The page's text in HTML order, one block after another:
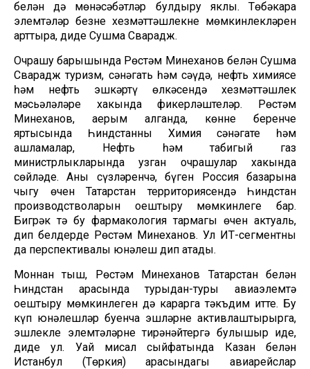
белән дә мөнәсәбәтләр булдыру яклы. Төбәкара
элемтәләр безнең хезмәттәшлекнең мөмкинлекләрен
арттыра, диде Сушма Сварадж.
Очрашу барышында Рөстәм Миңнеханов белән Сушма
Сварадж туризм, сәнәгать һәм сәүдә, нефть химиясе
һәм нефть эшкәртү өлкәсендә хезмәттәшлек
мәсьәләләре хакында фикерләштеләр. Рөстәм
Миңнеханов, аерым алганда, көннең беренче
яртысында Һиндстанның Химия сәнәгате һәм
ашламалар, Нефть һәм табигый газ
министрлыкларында узган очрашулар хакында
сөйләде. Аның сүзләренчә, бүген Россия базарына
чыгу өчен Татарстан территориясендә Һиндстан
производстволарын оештыру мөмкинлеге бар.
Бигрәк тә бу фармакология тармагы өчен актуаль,
дип белдерде Рөстәм Миңнеханов. Ул ИТ-сегментны
да перспективалы юнәлеш дип атады.
Моннан тыш, Рөстәм Миңнеханов Татарстан белән
Һиндстан арасында турыдан-туры авиаэлемтә
оештыру мөмкинлеген дә карарга тәкъдим итте. Бу
күп юнәлешләр буенча эшләрне активлаштырырга,
эшлекле элемтәләрне тирәнәйтергә булышыр иде,
диде ул. Уңай мисал сыйфатында Казан белән
Истанбул (Төркия) арасындагы авиарейслар